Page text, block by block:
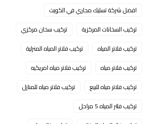
افضل شركة تسليك مجاري في الكويت
تركيب السخانات المركزية
تركيب سخان مركزي
تركيب فلاتر المياه
تركيب فلاتر المياه المنزلية
تركيب فلاتر مياه
تركيب فلاتر مياه امريكيه
تركيب فلاتر مياه للبيع
تركيب فلاتر مياه للمنازل
تركيب فلتر المياه 5 مراحل